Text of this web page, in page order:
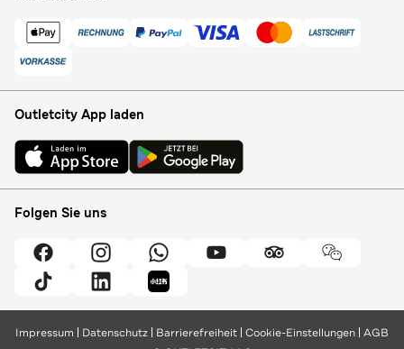
Outletcity App laden
Folgen Sie uns
Impressum Datenschutz Barrierefreiheit Cookie-Einstellungen AGB